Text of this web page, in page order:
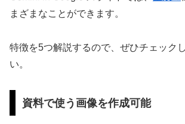
まざまなことができます。
特徴を5つ解説するので、ぜひチェック
い。
資料で使う画像を作成可能